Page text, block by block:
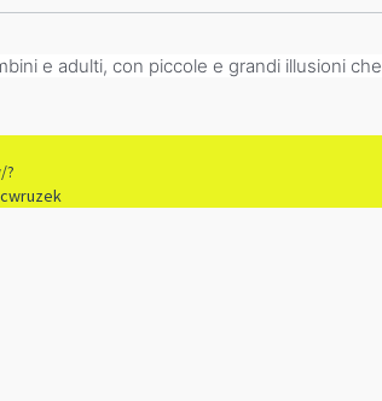
e adulti, con piccole e grandi illusioni che
?